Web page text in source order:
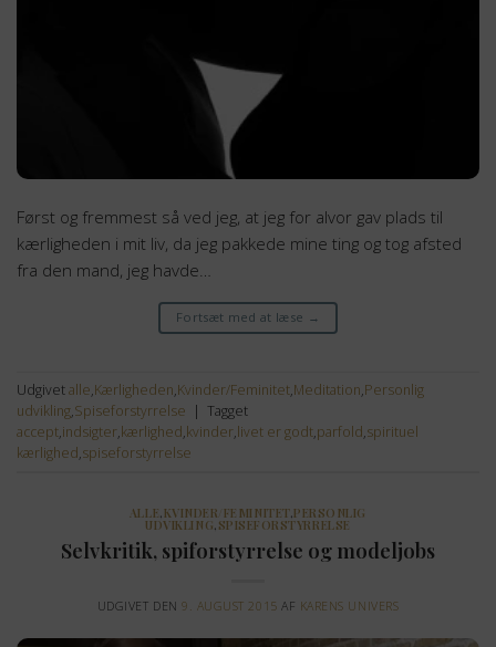
Først og fremmest så ved jeg, at jeg for alvor gav plads til
kærligheden i mit liv, da jeg pakkede mine ting og tog afsted
fra den mand, jeg havde…
Fortsæt med at læse →
Udgivetalle,Kærligheden,Kvinder/Feminitet,Meditation,Personlig
udvikling,Spiseforstyrrelse | Tagget
accept,indsigter,kærlighed,kvinder,livet er godt,parfold,spirituel
kærlighed,spiseforstyrrelse
ALLE,KVINDER/FEMINITET,PERSONLIG
UDVIKLING, SPISEFORSTYRRELSE
Selvkritik, spiforstyrrelse og modeljobs
UDGIVET DEN9. AUGUST 2015 AF KARENS UNIVERS